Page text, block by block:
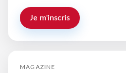
Je m'inscris
MAGAZINE